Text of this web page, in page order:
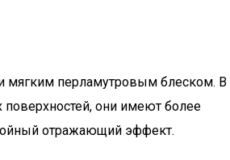
мягким перламутровым блеском. В
поверхностей, они имеют более
отражающий эффект.